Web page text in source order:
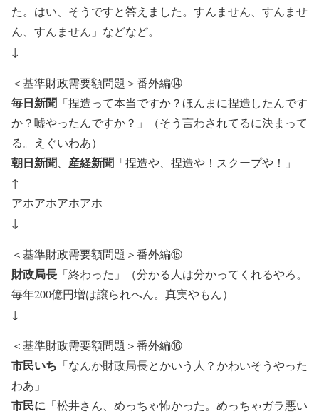
た。はい、そうですと答えました。すんません、すんませ
ん、すんません」などなど。
↓
＜基準財政需要額問題＞番外編⑭
毎日新聞 「捏造って本当ですか？ほんまに捏造したんです
か？嘘やったんですか？」（そう言わされてるに決まって
る。えぐいわあ）
朝日新聞 産経新聞 「捏造や、捏造や！スクープや！」
↑
アホアホアホアホ
↓
＜基準財政需要額問題＞番外編⑮
財政局長 「終わった」（分かる人は分かってくれるやろ。
毎年200億円増は譲られへん。真実やもん）
↓
＜基準財政需要額問題＞番外編⑯
市民いち 「なんか財政局長とかいう人？かわいそうやった
わあ」
市民に 「松井さん、めっちゃ怖かった。めっちゃガラ悪い